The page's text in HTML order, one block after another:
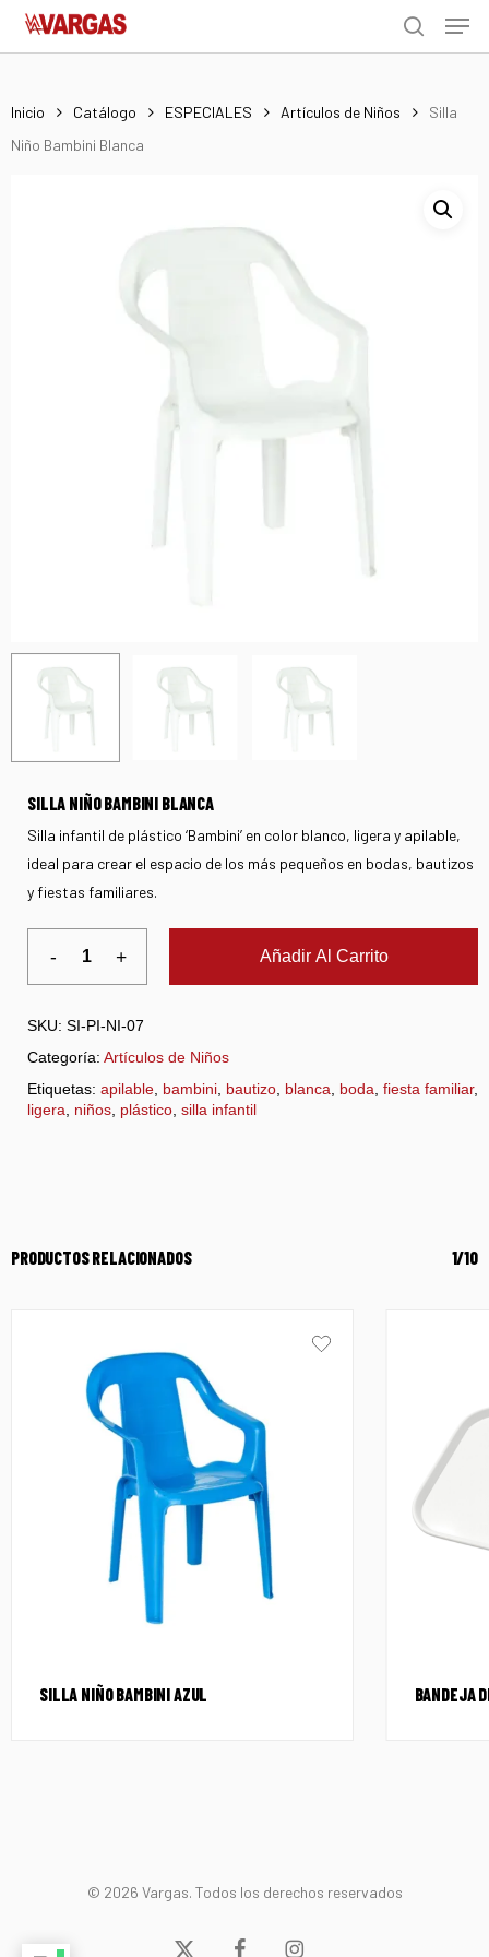
Skip
search
Menu
Inicio Catálogo ESPECIALES Artículos de Niños
Silla
Niño Bambini Blanca
SILLA NIÑO BAMBINI BLANCA
Silla infantil de plástico ‘Bambini’ en color blanco, ligera y apilable,
ideal para crear el espacio de los más pequeños en bodas, bautizos
y fiestas familiares.
Añadir Al Carrito
SKU: SI-PI-NI-07
Categoría: Artículos de Niños
Etiquetas: apilable bambini bautizo blanca boda fiesta familiar,
ligera
niños plástico silla infantil
PRODUCTOS RELACIONADOS 1/10
SILLA NIÑO BAMBINI AZUL BANDEJA
© 2026 Vargas. Todos los derechos reservados
x- facebookinstagram